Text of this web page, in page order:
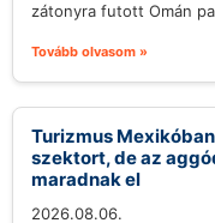
zátonyra futott Omán
Tovább olvasom »
Turizmus
szektort, de az
maradnak el
2026.08.06.